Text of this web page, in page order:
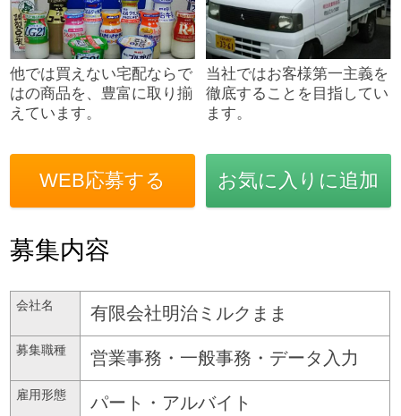
他では買えない宅配ならで
はの商品を、豊富に取り揃
えています。
当社ではお客様第一主義を
徹底することを目指してい
ます。
WEB応募する お気に入りに追加
募集内容
会社名 有限会社明治ミルクまま
募集職種 営業事務・一般事務・データ入力
雇用形態 パート・アルバイト